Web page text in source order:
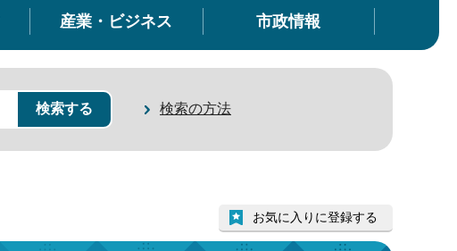
産業・ビジネス 市政情報
検索の方法
お気に入りに登録する